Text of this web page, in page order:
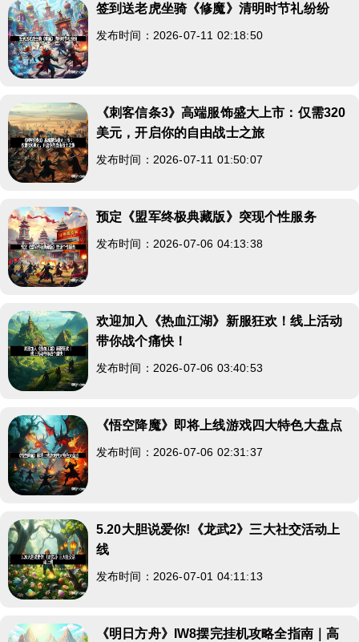
签到送老虎坐骑《修魔》清明时节礼纷纷
发布时间：2026-07-11 02:18:50
《刺客信条3》高端服饰盛大上市：仅需320
美元，开启你的自由战士之旅
发布时间：2026-07-11 01:50:07
预定《盟军终极典藏版》突现个性服务
发布时间：2026-07-06 04:13:38
欢迎加入《热血江湖》新服狂欢！线上活动
带你战个痛快！
发布时间：2026-07-06 03:40:53
《悟空降魔》即将上线游戏四大特色大盘点
发布时间：2026-07-06 02:31:37
5.20大胆说爱你!《龙武2》三大社交活动上
线
发布时间：2026-07-01 04:11:13
《明日方舟》IW8摆完挂机攻略全指南｜高